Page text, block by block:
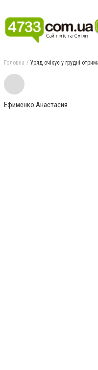
Головна Уряд очікує у грудні
Ефименко Анастасия